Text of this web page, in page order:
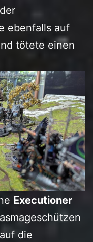
ebenfalls auf
tötete einen
Executioner
die